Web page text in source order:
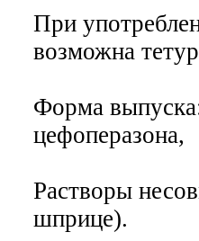
При
возможна
Форма
цефоперазона,
Растворы
шприце).